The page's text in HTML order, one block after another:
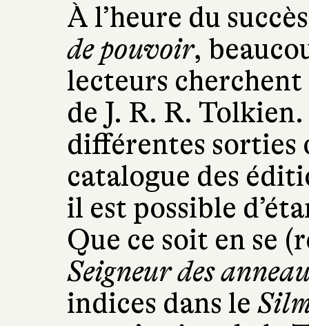
À l’heure du
de pouvoir,
lecteurs
de J. R. R.
différentes sorties
catalogue des
il est possible
Que ce soit en se
Seigneur des
indices dans le